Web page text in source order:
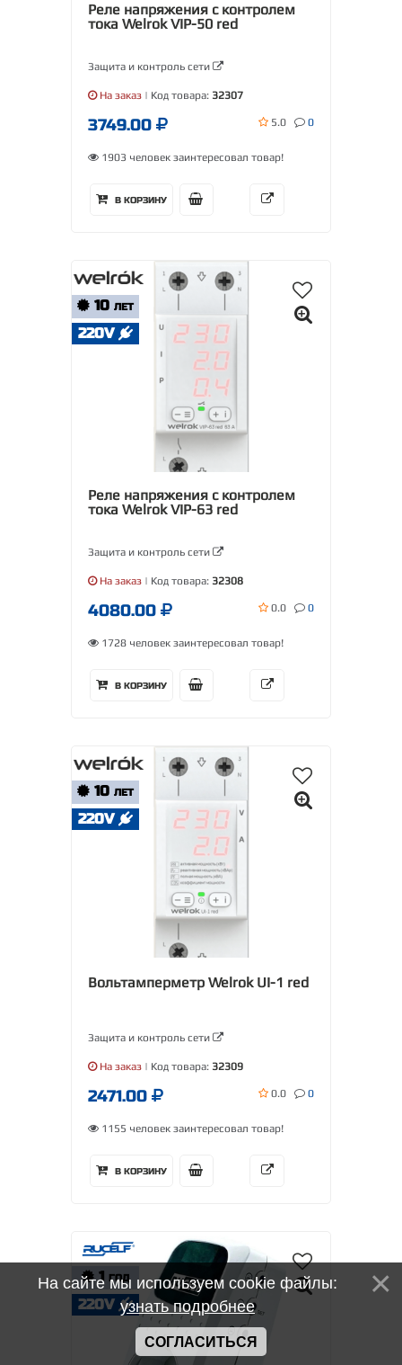
Реле напряжения с контролем
тока Welrok VIP-50 red
Защита и контроль сети
На заказ | Код товара: 32307
3749.00 5.0 0
1903 человек заинтересовал товар!
В КОРЗИНУ
10 ЛЕТ
220V
Реле напряжения с контролем
тока Welrok VIP-63 red
Защита и контроль сети
На заказ | Код товара: 32308
4080.00 0.0 0
1728 человек заинтересовал товар!
В КОРЗИНУ
10 ЛЕТ
220V
Вольтамперметр Welrok UI-1 red
Защита и контроль сети
На заказ | Код товара: 32309
2471.00 0.0 0
1155 человек заинтересовал товар!
В КОРЗИНУ
1 ГОД
220V
На сайте мы используем cookie файлы:
узнать подробнее
СОГЛАСИТЬСЯ